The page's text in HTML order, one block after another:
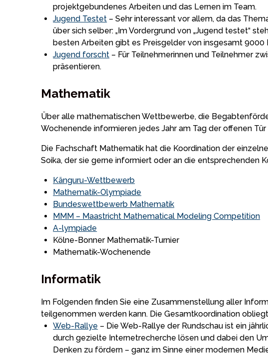
projektgebundenes Arbeiten und das Lernen im Team.
Jugend Testet – Sehr interessant vor allem, da das
über sich selber: „Im Vordergrund von „Jugend testet“
besten Arbeiten gibt es Preisgelder von insgesamt 9000
Jugend forscht – Für Teilnehmerinnen und Teilnehmer
präsentieren.
Mathematik
Über alle mathematischen Wettbewerbe, die
Wochenende informieren jedes Jahr am Tag der offenen
Die Fachschaft Mathematik hat die Koordination der
Soika, der sie gerne informiert oder an die entsprechenden
Känguru-Wettbewerb
Mathematik-Olympiade
Bundes­wettbewerb Mathematik
MMM – Maastricht Mathematical Modeling Competition
A-lympiade
Kölne-Bonner Mathematik-Turnier
Mathematik-Wochenende
Informatik
Im Folgenden finden Sie eine Zusammenstellung aller
teilgenommen werden kann. Die Gesamtkoordination
Web-Rallye – Die Web-Rallye der Rundschau ist ein
durch gezielte Internetrecherche lösen und dabei den
Denken zu fördern – ganz im Sinne einer modernen